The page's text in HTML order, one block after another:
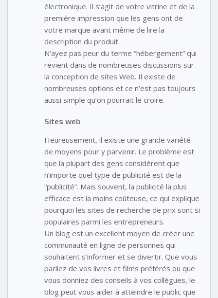
électronique. Il s’agit de votre vitrine et de la
première impression que les gens ont de
votre marque avant même de lire la
description du produit.
N’ayez pas peur du terme “hébergement” qui
revient dans de nombreuses discussions sur
la conception de sites Web. Il existe de
nombreuses options et ce n’est pas toujours
aussi simple qu’on pourrait le croire.
Sites web
Heureusement, il existe une grande variété
de moyens pour y parvenir. Le problème est
que la plupart des gens considèrent que
n’importe quel type de publicité est de la
“publicité”. Mais souvent, la publicité la plus
efficace est la moins coûteuse, ce qui explique
pourquoi les sites de recherche de prix sont si
populaires parmi les entrepreneurs.
Un blog est un excellent moyen de créer une
communauté en ligne de personnes qui
souhaitent s’informer et se divertir. Que vous
parliez de vos livres et films préférés ou que
vous donniez des conseils à vos collègues, le
blog peut vous aider à atteindre le public que